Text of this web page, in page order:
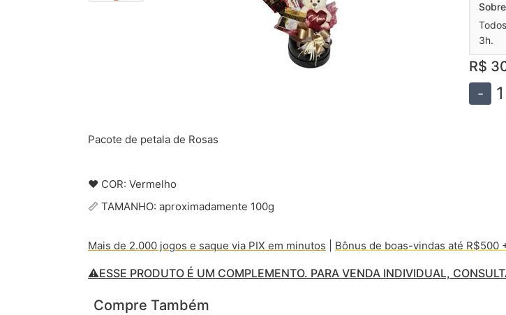
3h.
R$
-
1
Pacote de petala de Rosas
❤️ COR: Vermelho
📏 TAMANHO: aproximadamente 100g
Mais de 2.000 jogos e saque via PIX em minutos Bônus de boas-vindas até R$500
⚠️ESSE PRODUTO É UM COMPLEMENTO. PARA VENDA INDIVIDUAL,
Compre Também